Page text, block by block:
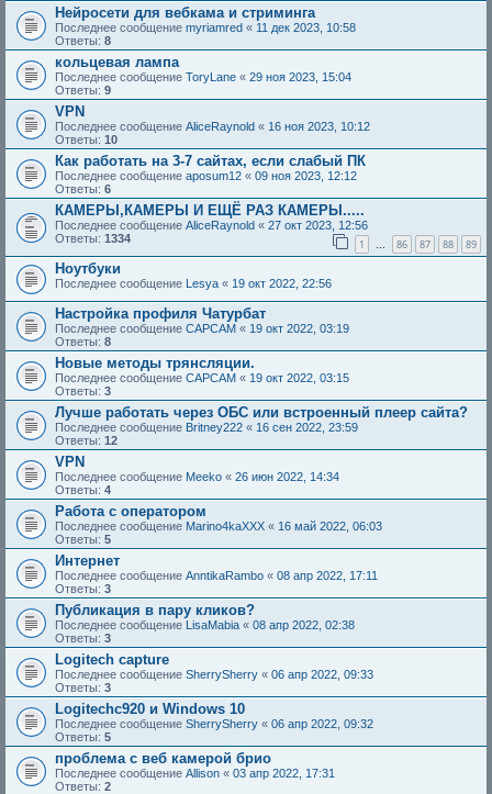
Нейросети для вебкама и стриминга
Последнее сообщение myriamred « 11 дек 2023, 10:58
Ответы: 8
кольцевая лампа
Последнее сообщение ToryLane « 29 ноя 2023, 15:04
Ответы: 9
VPN
Последнее сообщение AliceRaynold « 16 ноя 2023, 10:12
Ответы: 10
Как работать на 3-7 сайтах, если слабый ПК
Последнее сообщение aposum12 « 09 ноя 2023, 12:12
Ответы: 6
КАМЕРЫ,КАМЕРЫ И ЕЩЁ РАЗ КАМЕРЫ.....
Последнее сообщение AliceRaynold « 27 окт 2023, 12:56
Ответы: 1334 1 … 86 87 88 89
Ноутбуки
Последнее сообщение Lesya « 19 окт 2022, 22:56
Настройка профиля Чатурбат
Последнее сообщение CAPCAM « 19 окт 2022, 03:19
Ответы: 8
Новые методы трянсляции.
Последнее сообщение CAPCAM « 19 окт 2022, 03:15
Ответы: 3
Лучше работать через ОБС или встроенный плеер сайта?
Последнее сообщение Britney222 « 16 сен 2022, 23:59
Ответы: 12
VPN
Последнее сообщение Meeko « 26 июн 2022, 14:34
Ответы: 4
Работа с оператором
Последнее сообщение Marino4kaXXX « 16 май 2022, 06:03
Ответы: 5
Интернет
Последнее сообщение AnntikaRambo « 08 апр 2022, 17:11
Ответы: 3
Публикация в пару кликов?
Последнее сообщение LisaMabia « 08 апр 2022, 02:38
Ответы: 3
Logitech capture
Последнее сообщение SherrySherry « 06 апр 2022, 09:33
Ответы: 3
Logitechc920 и Windows 10
Последнее сообщение SherrySherry « 06 апр 2022, 09:32
Ответы: 5
проблема с веб камерой брио
Последнее сообщение Allison « 03 апр 2022, 17:31
Ответы: 2